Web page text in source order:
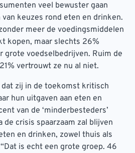
veel bewuster gaan
keuzes rond eten en drinken.
meer de voedingsmiddelen
kopen, maar slechts 26%
grote voedselbedrijven. Ruim de
vertrouwt ze nu al niet.
zij in de toekomst kritisch
hun uitgaven aan eten en
van de ‘minderbesteders’
de crisis spaarzaam zal blijven
en drinken, zowel thuis als
is echt een grote groep. 46